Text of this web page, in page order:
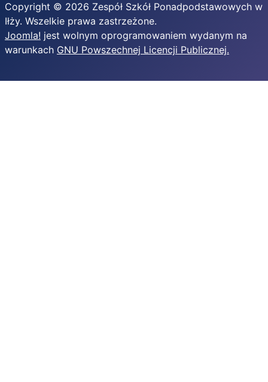
Copyright © 2026 Zespół Szkół Ponadpodstawowych w
Iłży. Wszelkie prawa zastrzeżone.
Joomla! jest wolnym oprogramowaniem wydanym na
warunkach GNU Powszechnej Licencji Publicznej.